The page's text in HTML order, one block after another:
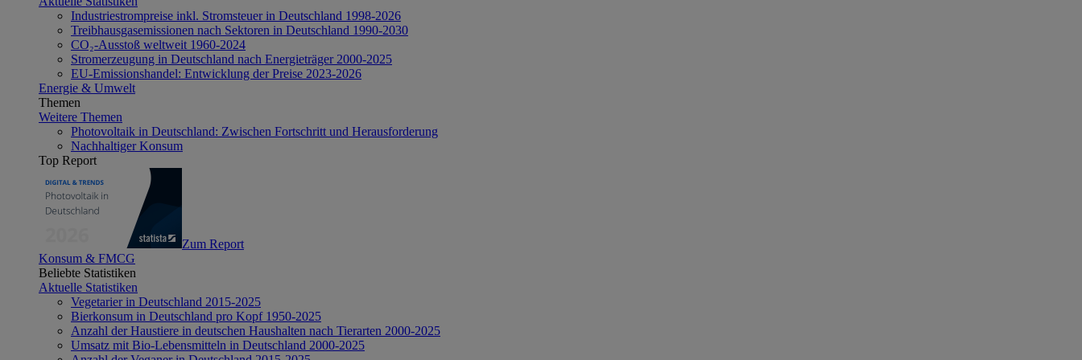
Industriestrompreise inkl. Stromsteuer in Deutschland 1998-2026
Treibhausgasemissionen nach Sektoren in Deutschland 1990-2030
CO₂-Ausstoß weltweit 1960-2024
Stromerzeugung in Deutschland nach Energieträger 2000-2025
EU-Emissionshandel: Entwicklung der Preise 2023-2026
Energie & Umwelt
Themen
Weitere Themen
Photovoltaik in Deutschland: Zwischen Fortschritt und Herausforderung
Nachhaltiger Konsum
Top Report
Zum Report
Konsum & FMCG
Beliebte Statistiken
Aktuelle Statistiken
Vegetarier in Deutschland 2015-2025
Bierkonsum in Deutschland pro Kopf 1950-2025
Anzahl der Haustiere in deutschen Haushalten nach Tierarten 2000-2025
Umsatz mit Bio-Lebensmitteln in Deutschland 2000-2025